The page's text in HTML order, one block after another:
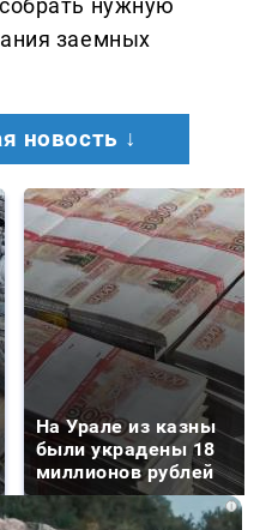
заемных
новость ↓
На Урале из казны
были украдены 18
миллионов рублей
i